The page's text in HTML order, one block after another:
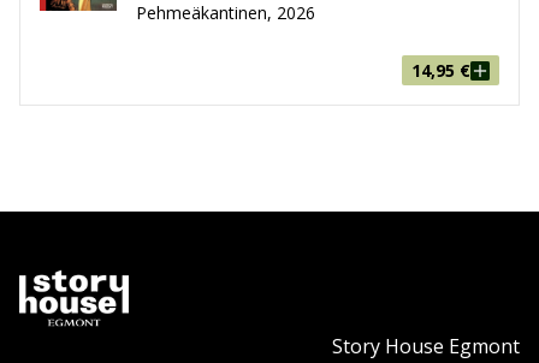
Pehmeäkantinen, 2026
14,95 €
Story House Egmont